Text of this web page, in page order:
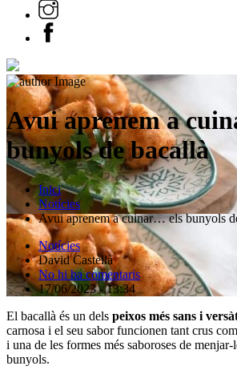
Avui aprenem a
bunyols de bacallà
Inici
Notícies
Avui aprenem a cuinar… els bunyols
Notícies
David Castellà
No hi ha comentaris
17/06/2023 - 13:34
El bacallà és un dels peixos més sans i
carnosa i el seu sabor funcionen tant crus
i una de les formes més saboroses de
bunyols.